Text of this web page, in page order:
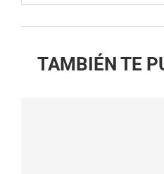
TAMBIÉN TE